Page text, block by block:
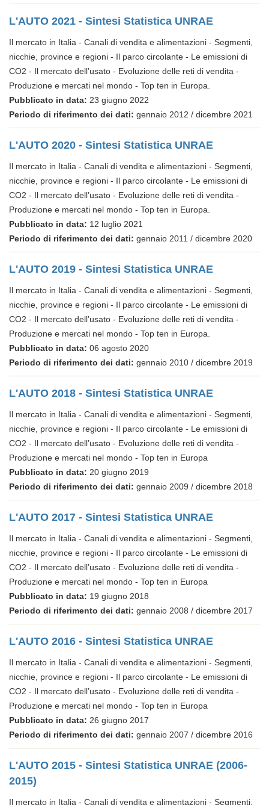
L'AUTO 2021 - Sintesi Statistica UNRAE
Il mercato in Italia - Canali di vendita e alimentazioni - Segmenti,
nicchie, province e regioni - Il parco circolante - Le emissioni di
CO2 - Il mercato dell’usato - Evoluzione delle reti di vendita -
Produzione e mercati nel mondo - Top ten in Europa.
Pubblicato in data: 23 giugno 2022
Periodo di riferimento dei dati: gennaio 2012 / dicembre 2021
L'AUTO 2020 - Sintesi Statistica UNRAE
Il mercato in Italia - Canali di vendita e alimentazioni - Segmenti,
nicchie, province e regioni - Il parco circolante - Le emissioni di
CO2 - Il mercato dell’usato - Evoluzione delle reti di vendita -
Produzione e mercati nel mondo - Top ten in Europa.
Pubblicato in data: 12 luglio 2021
Periodo di riferimento dei dati: gennaio 2011 / dicembre 2020
L'AUTO 2019 - Sintesi Statistica UNRAE
Il mercato in Italia - Canali di vendita e alimentazioni - Segmenti,
nicchie, province e regioni - Il parco circolante - Le emissioni di
CO2 - Il mercato dell’usato - Evoluzione delle reti di vendita -
Produzione e mercati nel mondo - Top ten in Europa.
Pubblicato in data: 06 agosto 2020
Periodo di riferimento dei dati: gennaio 2010 / dicembre 2019
L'AUTO 2018 - Sintesi Statistica UNRAE
Il mercato in Italia - Canali di vendita e alimentazioni - Segmenti,
nicchie, province e regioni - Il parco circolante - Le emissioni di
CO2 - Il mercato dell’usato - Evoluzione delle reti di vendita -
Produzione e mercati nel mondo - Top ten in Europa
Pubblicato in data: 20 giugno 2019
Periodo di riferimento dei dati: gennaio 2009 / dicembre 2018
L'AUTO 2017 - Sintesi Statistica UNRAE
Il mercato in Italia - Canali di vendita e alimentazioni - Segmenti,
nicchie, province e regioni - Il parco circolante - Le emissioni di
CO2 - Il mercato dell’usato - Evoluzione delle reti di vendita -
Produzione e mercati nel mondo - Top ten in Europa
Pubblicato in data: 19 giugno 2018
Periodo di riferimento dei dati: gennaio 2008 / dicembre 2017
L'AUTO 2016 - Sintesi Statistica UNRAE
Il mercato in Italia - Canali di vendita e alimentazioni - Segmenti,
nicchie, province e regioni - Il parco circolante - Le emissioni di
CO2 - Il mercato dell’usato - Evoluzione delle reti di vendita -
Produzione e mercati nel mondo - Top ten in Europa
Pubblicato in data: 26 giugno 2017
Periodo di riferimento dei dati: gennaio 2007 / dicembre 2016
L'AUTO 2015 - Sintesi Statistica UNRAE (2006-
2015)
Il mercato in Italia - Canali di vendita e alimentazioni - Segmenti,